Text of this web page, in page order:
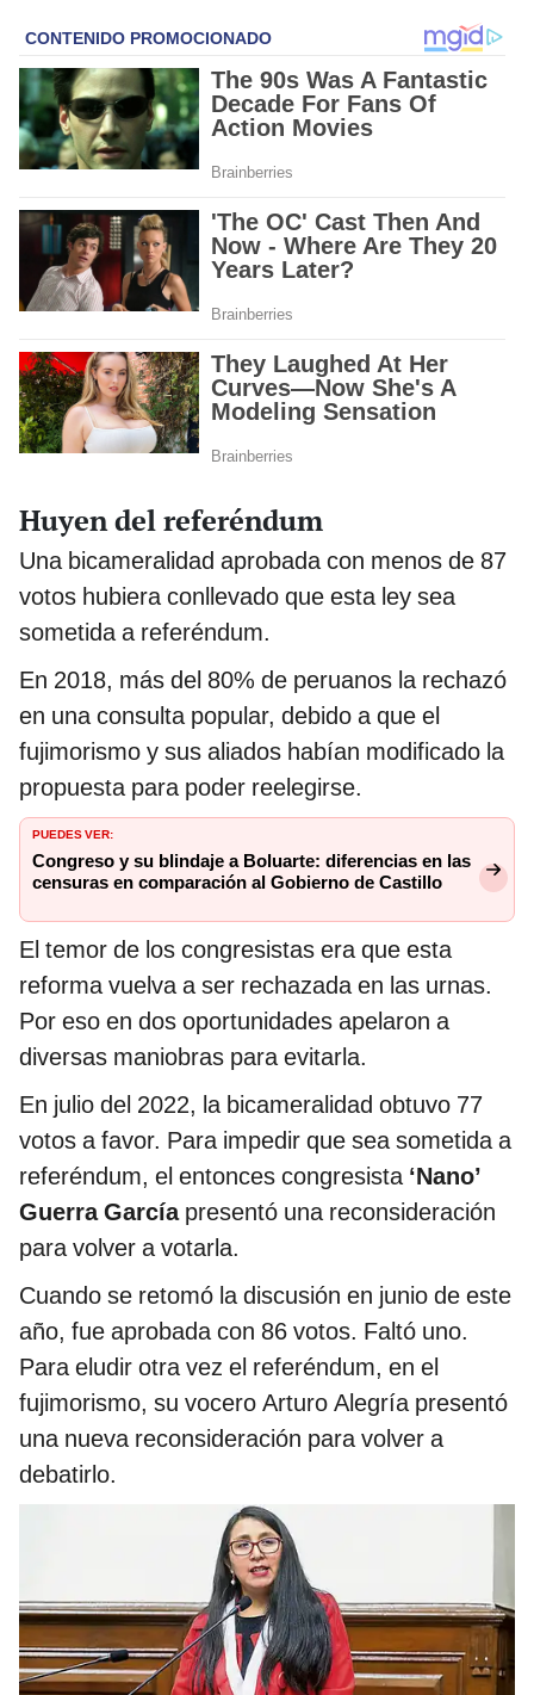
Huyen del referéndum
Una bicameralidad aprobada con menos de 87
votos hubiera conllevado que esta ley sea
sometida a referéndum.
En 2018, más del 80% de peruanos la rechazó
en una consulta popular, debido a que el
fujimorismo y sus aliados habían modificado la
propuesta para poder reelegirse.
PUEDES VER:
Congreso y su blindaje a Boluarte: diferencias en las
censuras en comparación al Gobierno de Castillo
El temor de los congresistas era que esta
reforma vuelva a ser rechazada en las urnas.
Por eso en dos oportunidades apelaron a
diversas maniobras para evitarla.
En julio del 2022, la bicameralidad obtuvo 77
votos a favor. Para impedir que sea sometida a
referéndum, el entonces congresista ‘Nano’
Guerra Garcíapresentó una reconsideración
para volver a votarla.
Cuando se retomó la discusión en junio de este
año, fue aprobada con 86 votos. Faltó uno.
Para eludir otra vez el referéndum, en el
fujimorismo, su vocero Arturo Alegría presentó
una nueva reconsideración para volver a
debatirlo.